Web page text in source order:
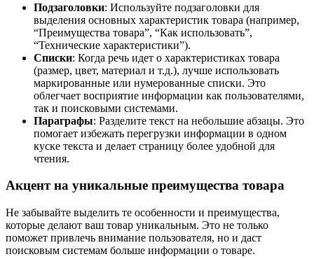
Подзаголовки: Используйте подзаголовки для
выделения основных характеристик товара (например,
“Преимущества товара”, “Как использовать”,
“Технические характеристики”).
Списки: Когда речь идет о характеристиках товара
(размер, цвет, материал и т.д.), лучше использовать
маркированные или нумерованные списки. Это
облегчает восприятие информации как пользователями,
так и поисковыми системами.
Параграфы: Разделите текст на небольшие абзацы. Это
помогает избежать перегрузки информации в одном
куске текста и делает страницу более удобной для
чтения.
Акцент на уникальные преимущества товара
Не забывайте выделить те особенности и преимущества,
которые делают ваш товар уникальным. Это не только
поможет привлечь внимание пользователя, но и даст
поисковым системам больше информации о товаре.